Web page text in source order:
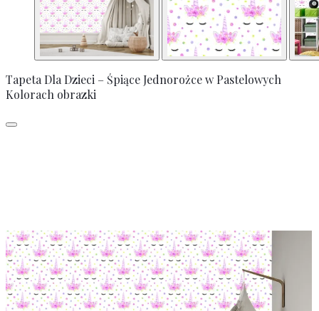
Tapeta Dla Dzieci – Śpiące Jednorożce w Pastelowych
Kolorach obrazki